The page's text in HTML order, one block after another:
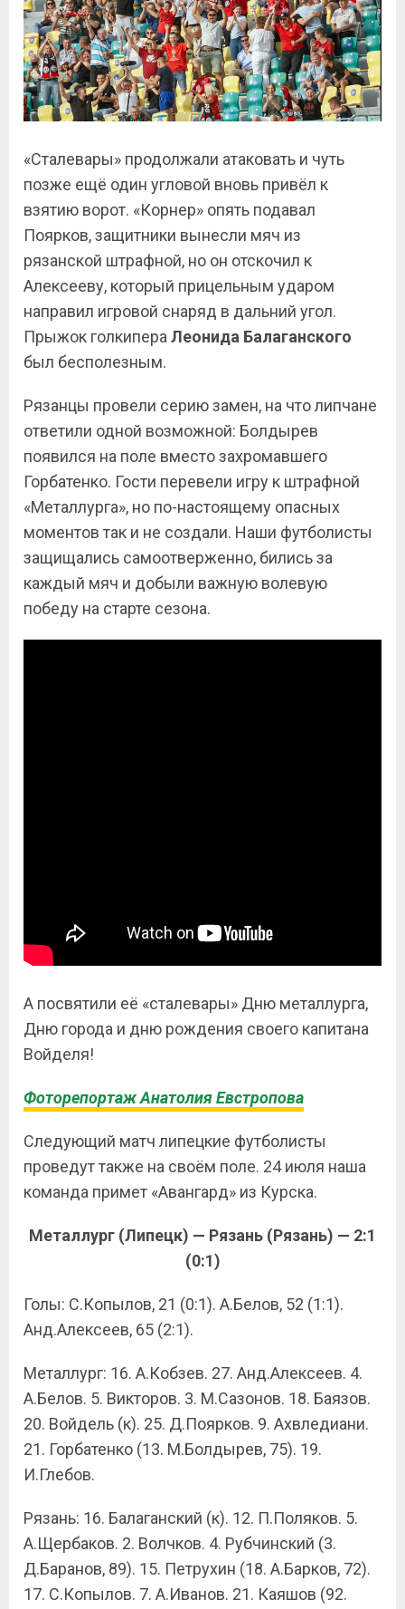
«Сталевары» продолжали атаковать и чуть
позже ещё один угловой вновь привёл к
взятию ворот. «Корнер» опять подавал
Поярков, защитники вынесли мяч из
рязанской штрафной, но он отскочил к
Алексееву, который прицельным ударом
направил игровой снаряд в дальний угол.
Прыжок голкипераЛеонида Балаганского
был бесполезным.
Рязанцы провели серию замен, на что липчане
ответили одной возможной: Болдырев
появился на поле вместо захромавшего
Горбатенко. Гости перевели игру к штрафной
«Металлурга», но по-настоящему опасных
моментов так и не создали. Наши футболисты
защищались самоотверженно, бились за
каждый мяч и добыли важную волевую
победу на старте сезона.
А посвятили её «сталевары» Дню металлурга,
Дню города и дню рождения своего капитана
Войделя!
Фоторепортаж Анатолия Евстропова
Следующий матч липецкие футболисты
проведут также на своём поле. 24 июля наша
команда примет «Авангард» из Курска.
Металлург (Липецк) — Рязань (Рязань) — 2:1
(0:1)
Голы: С.Копылов, 21 (0:1). А.Белов, 52 (1:1).
Анд.Алексеев, 65 (2:1).
Металлург: 16. А.Кобзев. 27. Анд.Алексеев. 4.
А.Белов. 5. Викторов. 3. М.Сазонов. 18. Баязов.
20. Войдель (к). 25. Д.Поярков. 9. Ахвледиани.
21. Горбатенко (13. М.Болдырев, 75). 19.
И.Глебов.
Рязань: 16. Балаганский (к). 12. П.Поляков. 5.
А.Щербаков. 2. Волчков. 4. Рубчинский (3.
Д.Баранов, 89). 15. Петрухин (18. А.Барков, 72).
17. С.Копылов. 7. А.Иванов. 21. Каяшов (92.